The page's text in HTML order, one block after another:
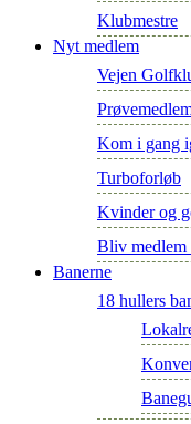
Klubmestre
Nyt medlem
Vejen
Kom i gang
Turboforløb
Kvinder og
Bliv medlem
Banerne
18 hullers